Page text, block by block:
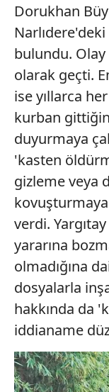
Dorukhan
bulundu.
olarak geçti.
ise yıllarca
kurban
duyurmaya
'kasten
gizleme veya
verdi.
yararına
olmadığına
dosyalarla
hakkında da
iddianame